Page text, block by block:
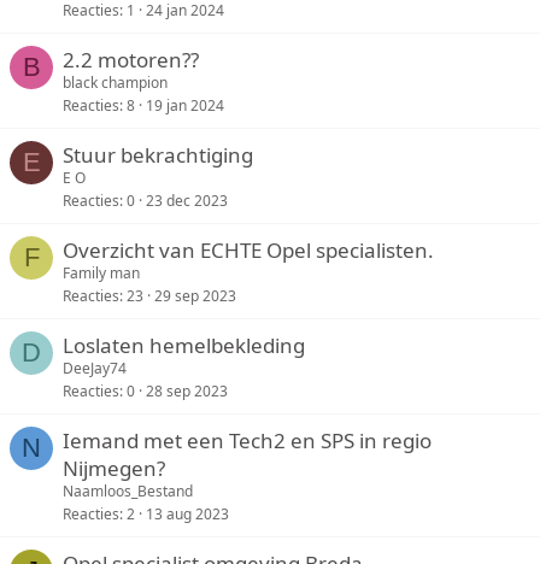
Reacties 1 24 jan 2024
B 2.2 motoren??
black champion
Reacties 8 19 jan 2024
E Stuur bekrachtiging
E O
Reacties 0 23 dec 2023
F Overzicht van ECHTE Opel specialisten.
Family man
Reacties 23 29 sep 2023
D Loslaten hemelbekleding
DeeJay74
Reacties 0 28 sep 2023
N
Iemand met een Tech2 en SPS in regio
Nijmegen?
Naamloos_Bestand
Reacties 2 13 aug 2023